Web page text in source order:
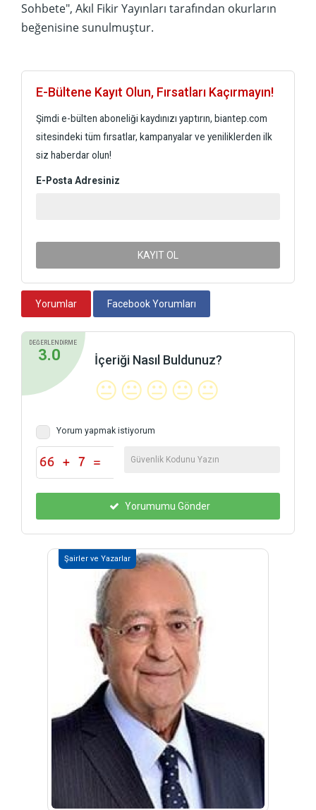
Sohbete", Akıl Fikir Yayınları tarafından okurların
beğenisine sunulmuştur.
E-Bültene Kayıt Olun, Fırsatları Kaçırmayın!
Şimdi e-bülten aboneliği kaydınızı yaptırın, biantep.com
sitesindeki tüm fırsatlar, kampanyalar ve yeniliklerden ilk
siz haberdar olun!
E-Posta Adresiniz
KAYIT OL
Yorumlar Facebook Yorumları
DEĞERLENDİRME
3.0 İçeriği Nasıl Buldunuz?
😐😐😐😐😐
Yorum yapmak istiyorum
Yorumumu Gönder
Şairler ve Yazarlar